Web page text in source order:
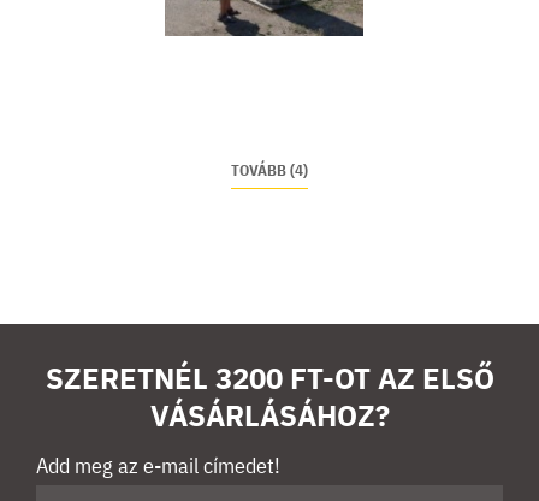
TOVÁBB (4)
SZERETNÉL 3200 FT-OT AZ ELSŐ
VÁSÁRLÁSÁHOZ?
Add meg az e-mail címedet!